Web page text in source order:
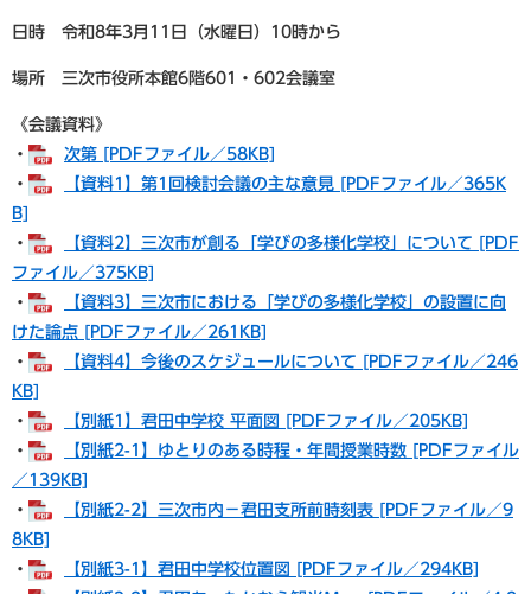
日時 令和8年3月11日（水曜日）10時から
場所 三次市役所本館6階601・602会議室
《会議資料》
・
次第 [PDFファイル／58KB]
・
【資料1】第1回検討会議の主な意見 [PDFファイル／365K
B]
・
【資料2】三次市が創る「学びの多様化学校」について [PDF
ファイル／375KB]
・
【資料3】三次市における「学びの多様化学校」の設置に向
けた論点 [PDFファイル／261KB]
・
【資料4】今後のスケジュールについて [PDFファイル／246
KB]
・
【別紙1】君田中学校 平面図 [PDFファイル／205KB]
・
【別紙2-1】ゆとりのある時程・年間授業時数 [PDFファイル
／139KB]
・
【別紙2-2】三次市内－君田支所前時刻表 [PDFファイル／9
8KB]
・
【別紙3-1】君田中学校位置図 [PDFファイル／294KB]